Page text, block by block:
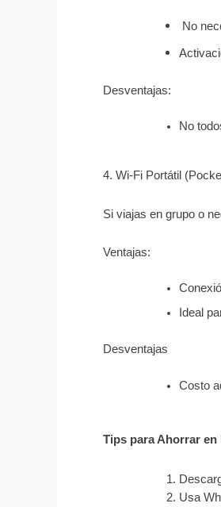
No
Desventajas:
No
4. Wi-Fi Portátil
Si viajas en grupo o
Ventajas:
Ideal
Desventajas
Costo
Tips para Ahorrar
Usa